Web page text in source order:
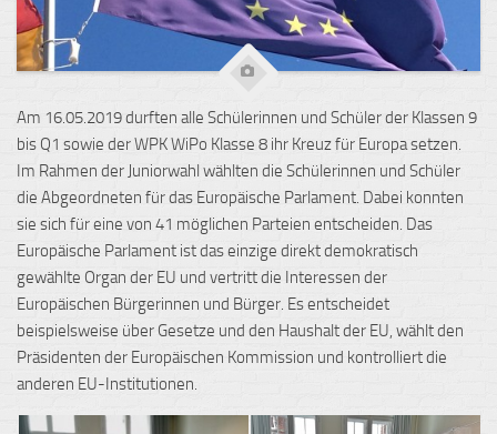
Am 16.05.2019 durften alle Schülerinnen und Schüler der Klassen 9
bis Q1 sowie der WPK WiPo Klasse 8 ihr Kreuz für Europa setzen.
Im Rahmen der Juniorwahl wählten die Schülerinnen und Schüler
die Abgeordneten für das Europäische Parlament. Dabei konnten
sie sich für eine von 41 möglichen Parteien entscheiden. Das
Europäische Parlament ist das einzige direkt demokratisch
gewählte Organ der EU und vertritt die Interessen der
Europäischen Bürgerinnen und Bürger. Es entscheidet
beispielsweise über Gesetze und den Haushalt der EU, wählt den
Präsidenten der Europäischen Kommission und kontrolliert die
anderen EU-Institutionen.